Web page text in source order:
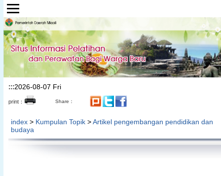
Lompat ke bagian konten utama
:::2026-08-07 Fri
print： Share：
index> Kumpulan Topik >Artikel pengembangan pendidikan dan
budaya